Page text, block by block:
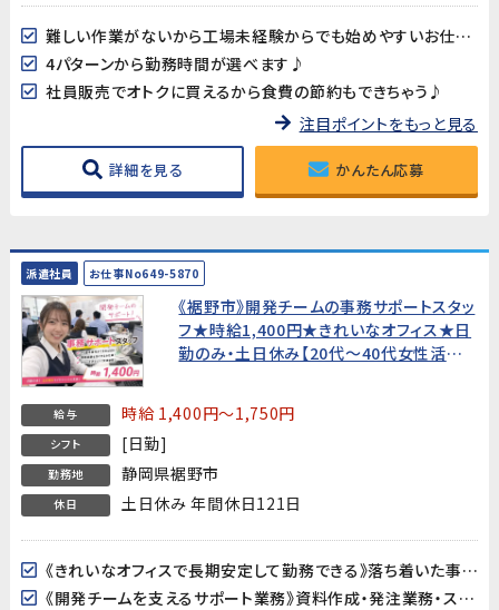
難しい作業がないから工場未経験からでも始めやすいお仕事です！
4パターンから勤務時間が選べます♪
社員販売でオトクに買えるから食費の節約もできちゃう♪
注目ポイントをもっと見る
詳細を見る かんたん応募
派遣社員 お仕事No649-5870
《裾野市》開発チームの事務サポートスタッ
フ★時給1,400円★きれいなオフィス★日
勤のみ・土日休み【20代〜40代女性活躍
給与 時給 1,400円～1,750円
シフト [日勤]
勤務地 静岡県裾野市
休日 土日休み 年間休日121日
《きれいなオフィスで長期安定して勤務できる》落ち着いた事務所環境で、長期的に安心して働けます。腰を据えてじっくりキャリアを積みたい方におすすめです。
《開発チームを支えるサポート業務》資料作成・発注業務・スケジュール調整など、幅広い事務スキルを活かせるポジションです。開発の現場に近い場所で、ものづくりを支えるやりがいを感じられます。